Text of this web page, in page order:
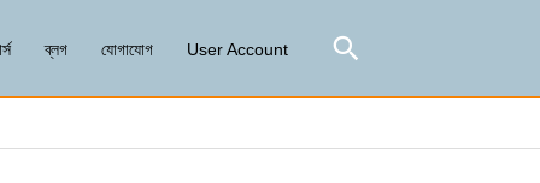
ব্লগ যোগাযোগ User Account Search